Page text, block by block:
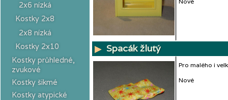
2x6 nízká
Kostky 2x8
2x8 nízká
Kostky 2x10
Kostky průhledné,
zvukové
Kostky šikmé
Kostky atypické
Spacák žlutý
Pro malého i
Nové